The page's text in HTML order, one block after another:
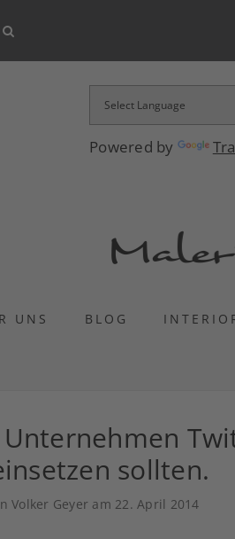
Powered by
UNS BLOG
sollten.
Volker Geyer am 22. April 2014